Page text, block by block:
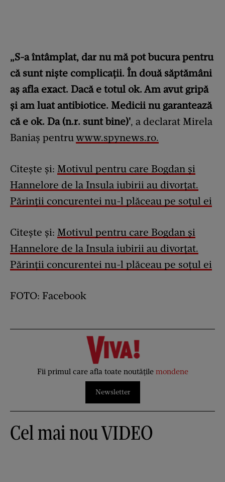
„S-a întâmplat, dar nu mă pot bucura pentru
că sunt nişte complicaţii. În două săptămâni
aş afla exact. Dacă e totul ok. Am avut gripă
şi am luat antibiotice. Medicii nu garantează
că e ok. Da (n.r. sunt bine)', a declarat Mirela
Baniaş pentruwww.spynews.ro.
Citește și: Motivul pentru care Bogdan și
Hannelore de la Insula iubirii au divorțat.
Părinții concurentei nu-l plăceau pe soțul ei
Citește și: Motivul pentru care Bogdan și
Hannelore de la Insula iubirii au divorțat.
Părinții concurentei nu-l plăceau pe soțul ei
FOTO: Facebook
Fii primul care afla toate noutățile mondene
Newsletter
Cel mai nou VIDEO